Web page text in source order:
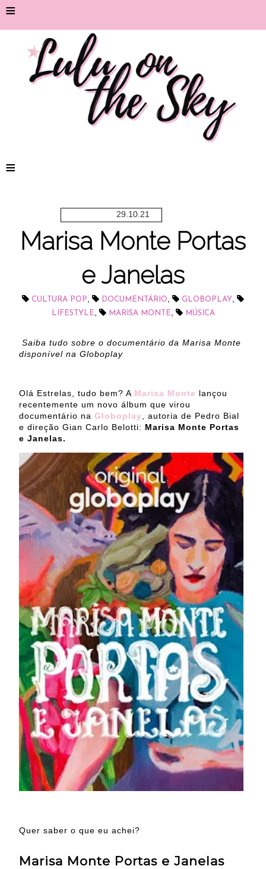
≡
≡
29.10.21
Marisa Monte Portas
e Janelas
CULTURA POP, DOCUMENTÁRIO, GLOBOPLAY,
LIFESTYLE, MARISA MONTE, MÚSICA
Saiba tudo sobre o documentário da Marisa Monte
disponível na Globoplay
Olá Estrelas, tudo bem? A Marisa Monte lançou
recentemente um novo álbum que virou
documentário na Globoplay, autoria de Pedro Bial
e direção Gian Carlo Belotti: Marisa Monte Portas
e Janelas.
Quer saber o que eu achei?
Marisa Monte Portas e Janelas